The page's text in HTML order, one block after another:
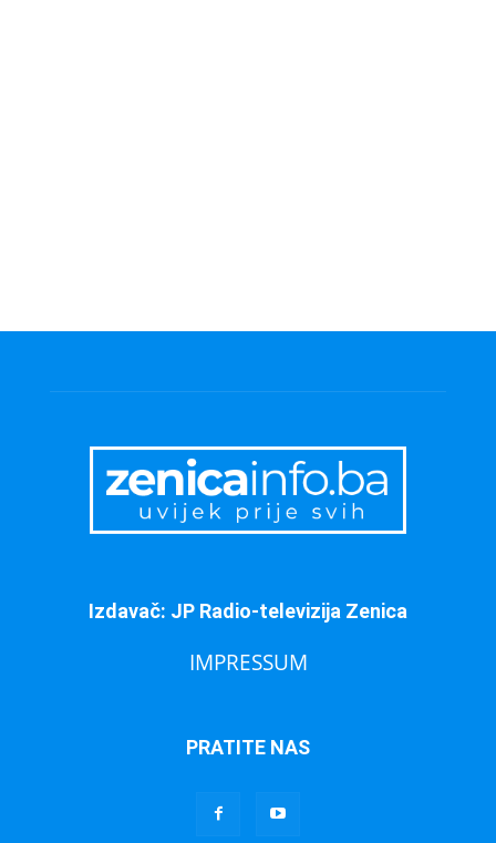
Izdavač: JP Radio-televizija Zenica
IMPRESSUM
PRATITE NAS